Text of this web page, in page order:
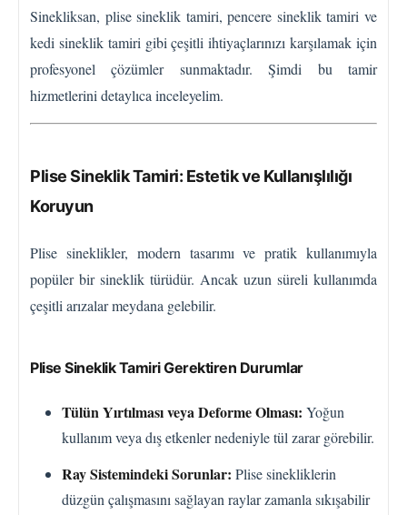
Sinekliksan, plise sineklik tamiri, pencere sineklik tamiri ve
kedi sineklik tamiri gibi çeşitli ihtiyaçlarınızı karşılamak için
profesyonel çözümler sunmaktadır. Şimdi bu tamir
hizmetlerini detaylıca inceleyelim.
Plise Sineklik Tamiri: Estetik ve Kullanışlılığı
Koruyun
Plise sineklikler, modern tasarımı ve pratik kullanımıyla
popüler bir sineklik türüdür. Ancak uzun süreli kullanımda
çeşitli arızalar meydana gelebilir.
Plise Sineklik Tamiri Gerektiren Durumlar
Tülün Yırtılması veya Deforme Olması: Yoğun
kullanım veya dış etkenler nedeniyle tül zarar görebilir.
Ray Sistemindeki Sorunlar: Plise sinekliklerin
düzgün çalışmasını sağlayan raylar zamanla sıkışabilir